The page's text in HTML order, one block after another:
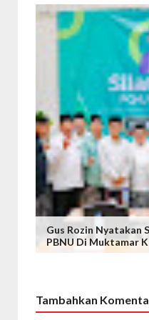
Gus Rozin Nyatakan
PBNU Di Muktamar
Tambahkan